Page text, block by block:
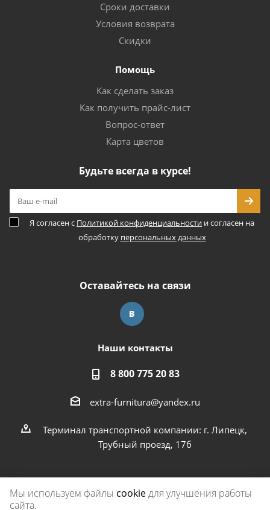
Сроки доставки
Условия возврата
Скидки
Помощь
Как сделать заказ
Как получить прайс-лист
Вопрос-ответ
Карта цветов
Будьте всегда в курсе!
Я согласен с Политикой конфиденциальности и согласен на
обработку персональных данных
Оставайтесь на связи
Наши контакты
8 800 775 20 83
extra-furnitura@yandex.ru
Терминал транспортной компании: г. Липецк,
Трубный проезд, 17б
Мы используем файлы cookieдля улучшения работы
сайта.